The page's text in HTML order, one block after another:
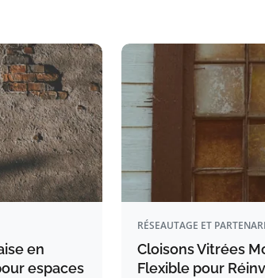
en
espaces
RÉSEAUTAGE ET
Cloisons Vitrées
Flexible pour